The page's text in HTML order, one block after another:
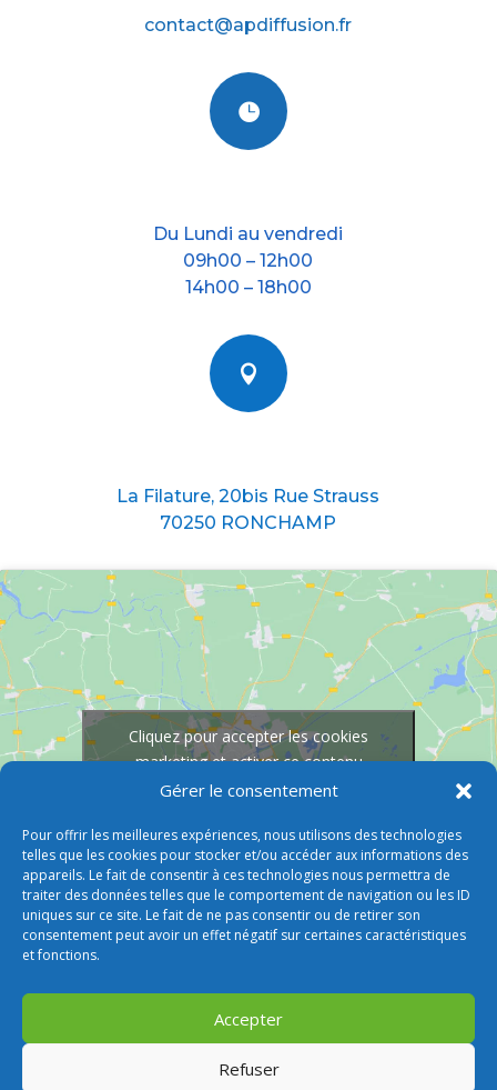
Gérer le consentement
Pour offrir les meilleures expériences, nous utilisons des technologies
telles que les cookies pour stocker et/ou accéder aux informations des
appareils. Le fait de consentir à ces technologies nous permettra de
traiter des données telles que le comportement de navigation ou les ID
uniques sur ce site. Le fait de ne pas consentir ou de retirer son
consentement peut avoir un effet négatif sur certaines caractéristiques
et fonctions.
Accepter
Refuser
contact@apdiffusion.fr

Du Lundi au vendredi
09h00 – 12h00
14h00 – 18h00

La Filature, 20bis Rue Strauss
70250 RONCHAMP
Cliquez pour accepter les cookies
marketing et activer ce contenu